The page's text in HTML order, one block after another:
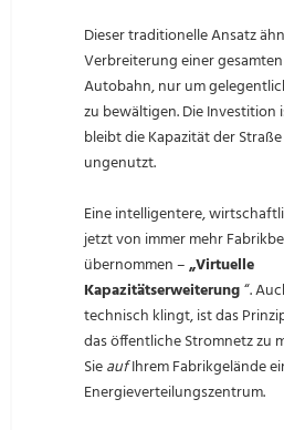
Dieser traditionelle Ansatz
Verbreiterung einer
Autobahn, nur um
zu bewältigen. Die Investition
bleibt die Kapazität der
ungenutzt.
Eine intelligentere,
jetzt von immer mehr
übernommen –„Virtuelle
Kapazitätserweiterung“.
technisch klingt, ist das
das öffentliche Stromnetz zu
SieaufIhrem Fabrikgelände
Energieverteilungszentrum.